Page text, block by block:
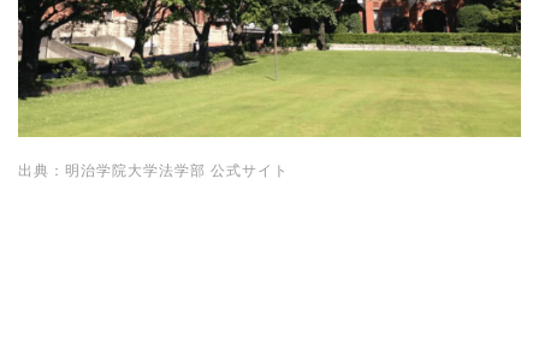
出典：明治学院大学法学部 公式サイト